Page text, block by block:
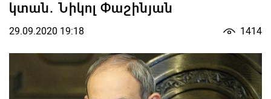
կտան. Նիկոլ Փաշինյան
29.09.2020 19:18 1414